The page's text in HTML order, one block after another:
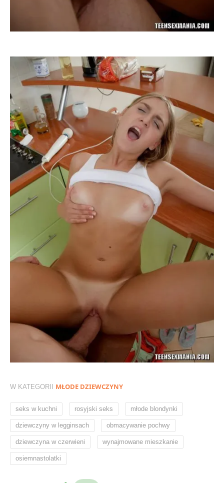
W KATEGORII MŁODE DZIEWCZYNY
seks w kuchni rosyjski seks młode blondynki
dziewczyny w legginsach obmacywanie pochwy
dziewczyna w czerwieni wynajmowane mieszkanie
osiemnastolatki